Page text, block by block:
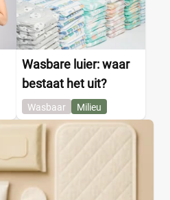
Wasbare luier: waar
bestaat het uit?
Wasbaar Milieu